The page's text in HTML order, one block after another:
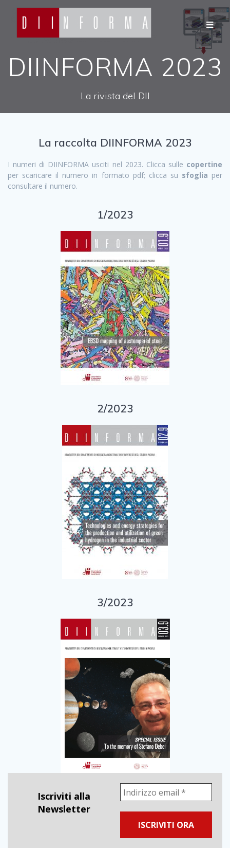
contenuto
DIINFORMA 2023
La rivista del DII
La raccolta DIINFORMA 2023
I numeri di DIINFORMA usciti nel 2023. Clicca sulle copertine
per scaricare il numero in formato pdf; clicca su sfoglia per
consultare il numero.
1/2023
2/2023
3/2023
Iscriviti alla
Newsletter